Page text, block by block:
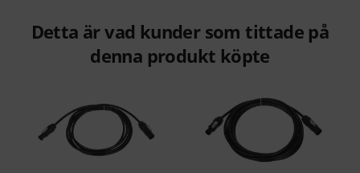
Detta är vad kunder som tittade på
denna produkt köpte